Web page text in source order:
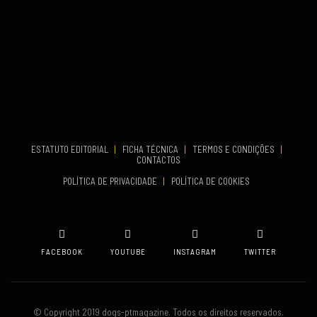
ESTATUTO EDITORIAL | FICHA TÉCNICA | TERMOS E CONDIÇÕES
|
CONTACTOS
POLÍTICA DE PRIVACIDADE
| POLÍTICA DE COOKIES
FACEBOOK YOUTUBE INSTAGRAM TWITTER
© Copyright 2019 dogs-ptmagazine. Todos os direitos reservados.